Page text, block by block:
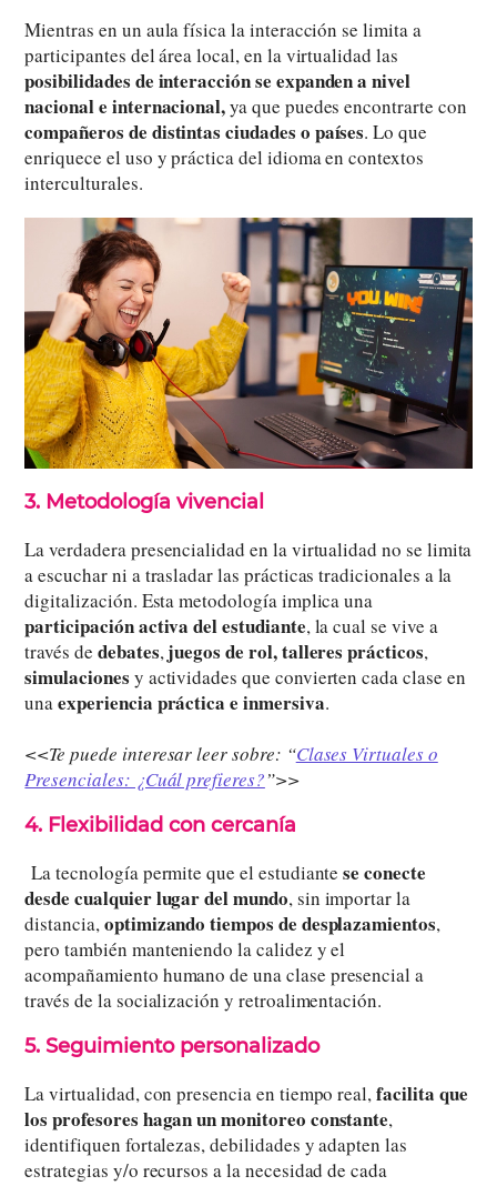
Mientras en un aula física la interacción se limita a
participantes del área local, en la virtualidad las
posibilidades de interacción se expanden a nivel
nacional e internacional,ya que puedes encontrarte con
compañeros de distintas ciudades o países. Lo que
enriquece el uso y práctica del idioma en contextos
interculturales.
3. Metodología vivencial
La verdadera presencialidad en la virtualidad no se limita
a escuchar ni a trasladar las prácticas tradicionales a la
digitalización. Esta metodología implica una
participación activa del estudiante, la cual se vive a
través de debates,juegos de rol,talleres prácticos,
simulaciones y actividades que convierten cada clase en
unaexperiencia práctica e inmersiva.
<<Te puede interesar leer sobre: “Clases Virtuales o
Presenciales: ¿Cuál prefieres?”>>
4. Flexibilidad con cercanía
La tecnología permite que el estudiantese conecte
desde cualquier lugar del mundo, sin importar la
distancia,optimizando tiempos de desplazamientos,
pero también manteniendo la calidez y el
acompañamiento humano de una clase presencial a
través de la socialización y retroalimentación.
5. Seguimiento personalizado
La virtualidad, con presencia en tiempo real,facilita que
los profesores hagan un monitoreo constante,
identifiquen fortalezas, debilidades y adapten las
estrategias y/o recursos a la necesidad de cada